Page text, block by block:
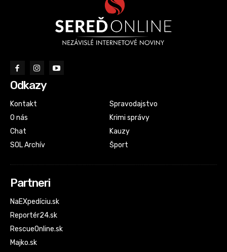
Odkazy
Kontakt
O nás
Chat
SOL Archív
Spravodajstvo
Krimi správy
Kauzy
Šport
Partneri
NaEXpedíciu.sk
Reportér24.sk
RescueOnline.sk
Majko.sk